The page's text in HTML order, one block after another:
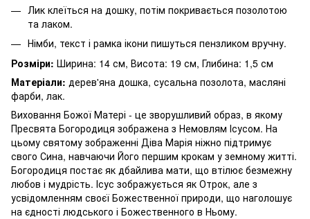
Лик клеїться на дошку, потім покривається позолотою
та лаком.
Німби, текст і рамка ікони пишуться пензликом вручну.
Розміри: Ширина: 14 см, Висота: 19 см, Глибина: 1,5 см
Матеріали: дерев'яна дошка, сусальна позолота, масляні
фарби, лак.
Виховання Божої Матері - це зворушливий образ, в якому
Пресвята Богородиця зображена з Немовлям Ісусом. На
цьому святому зображенні Діва Марія ніжно підтримує
свого Сина, навчаючи Його першим крокам у земному житті.
Богородиця постає як дбайлива мати, що втілює безмежну
любов і мудрість. Ісус зображується як Отрок, але з
усвідомленням своєї Божественної природи, що наголошує
на єдності людського і Божественного в Ньому.